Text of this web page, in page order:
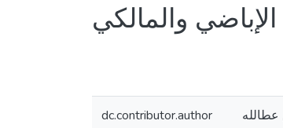
والمالكي
dc.contributor.author